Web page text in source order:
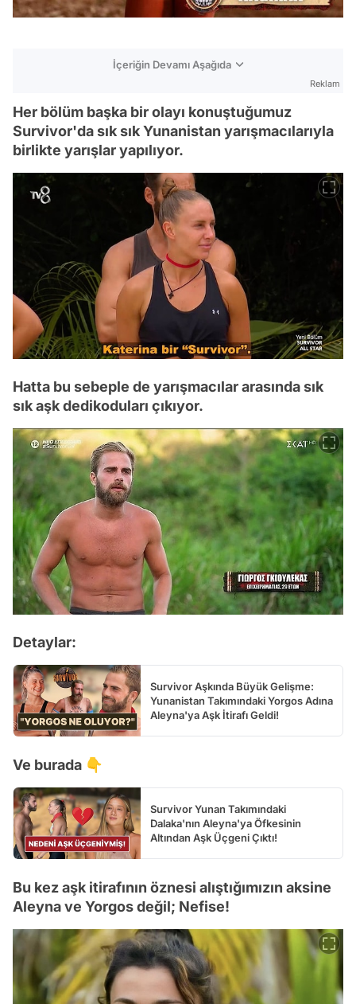
İçeriğin Devamı Aşağıda
Reklam
Her bölüm başka bir olayı konuştuğumuz
Survivor'da sık sık Yunanistan yarışmacılarıyla
birlikte yarışlar yapılıyor.
Hatta bu sebeple de yarışmacılar arasında sık
sık aşk dedikoduları çıkıyor.
Detaylar:
Survivor Aşkında Büyük Gelişme:
Yunanistan Takımındaki Yorgos Adına
Aleyna'ya Aşk İtirafı Geldi!
Ve burada 👇
Survivor Yunan Takımındaki
Dalaka'nın Aleyna'ya Öfkesinin
Altından Aşk Üçgeni Çıktı!
Bu kez aşk itirafının öznesi alıştığımızın aksine
Aleyna ve Yorgos değil; Nefise!